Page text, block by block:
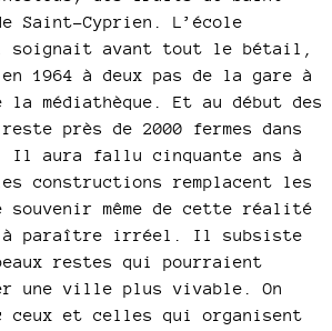
Saint-Cyprien. L’école
soignait avant tout le bétail,
1964 à deux pas de la gare à
la médiathèque. Et au début des
près de 2000 fermes dans
Il aura fallu cinquante ans à
constructions remplacent les
souvenir même de cette réalité
paraître irréel. Il subsiste
restes qui pourraient
une ville plus vivable. On
ceux et celles qui organisent